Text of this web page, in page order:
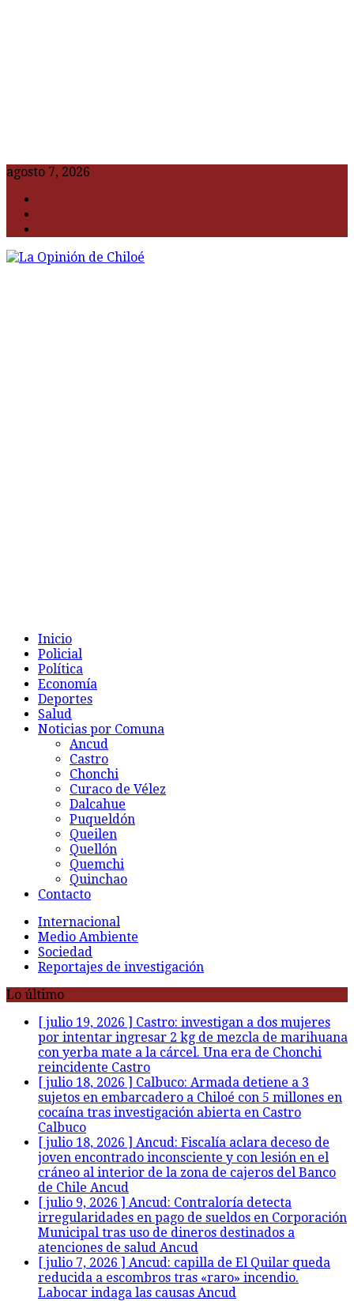
agosto 7, 2026
Inicio
Policial
Política
Economía
Deportes
Salud
Noticias por Comuna
Ancud
Castro
Chonchi
Curaco de Vélez
Dalcahue
Puqueldón
Queilen
Quellón
Quemchi
Quinchao
Contacto
Internacional
Medio Ambiente
Sociedad
Reportajes de investigación
Lo último
[ julio 19, 2026 ] Castro: investigan a dos mujeres
por intentar ingresar 2 kg de mezcla de marihuana
con yerba mate a la cárcel. Una era de Chonchi
reincidente Castro
[ julio 18, 2026 ] Calbuco: Armada detiene a 3
sujetos en embarcadero a Chiloé con 5 millones en
cocaína tras investigación abierta en Castro
Calbuco
[ julio 18, 2026 ] Ancud: Fiscalía aclara deceso de
joven encontrado inconsciente y con lesión en el
cráneo al interior de la zona de cajeros del Banco
de Chile Ancud
[ julio 9, 2026 ] Ancud: Contraloría detecta
irregularidades en pago de sueldos en Corporación
Municipal tras uso de dineros destinados a
atenciones de salud Ancud
[ julio 7, 2026 ] Ancud: capilla de El Quilar queda
reducida a escombros tras «raro» incendio.
Labocar indaga las causas Ancud